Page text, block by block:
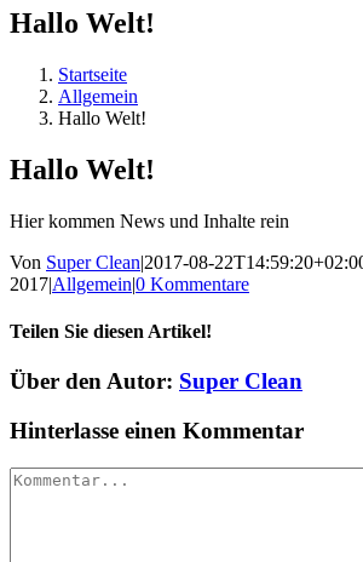
Hallo Welt!
Startseite
Allgemein
Hallo Welt!
Hallo Welt!
Hier kommen News und Inhalte rein
Von Super Clean|2017-08-
2017|Allgemein|0 Kommentare
Teilen Sie diesen Artikel!
Facebook
X
Reddit
LinkedIn
WhatsApp
Tumblr
Pinterest
Vk
Xing
E-
Über den Autor: Super Clean
Hinterlasse einen Kommentar
Kommentar